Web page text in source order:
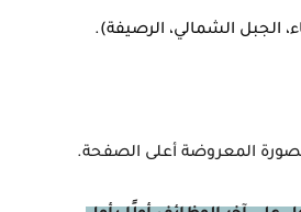
الجبل الشمالي، الرصيفة).
المعروضة أعلى الصفحة.